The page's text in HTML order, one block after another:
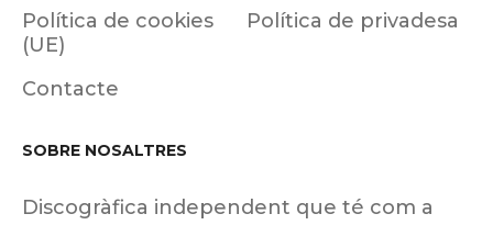
Política de cookies
(UE)
Política de privadesa
Contacte
SOBRE NOSALTRES
Discogràfica independent que té com a